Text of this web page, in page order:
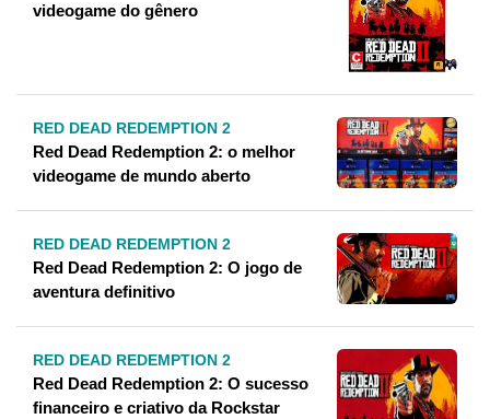
videogame do gênero
RED DEAD REDEMPTION 2
Red Dead Redemption 2: o melhor
videogame de mundo aberto
RED DEAD REDEMPTION 2
Red Dead Redemption 2: O jogo de
aventura definitivo
RED DEAD REDEMPTION 2
Red Dead Redemption 2: O sucesso
financeiro e criativo da Rockstar